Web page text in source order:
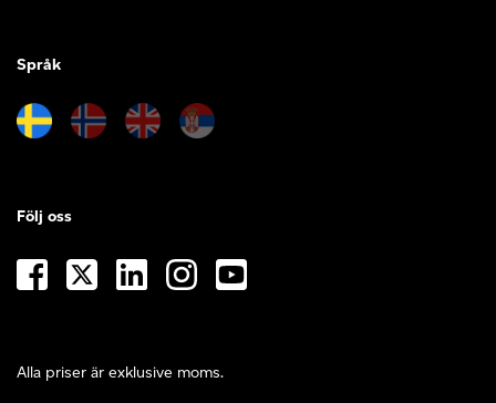
Språk
Alla priser är exklusive moms.
Följ oss